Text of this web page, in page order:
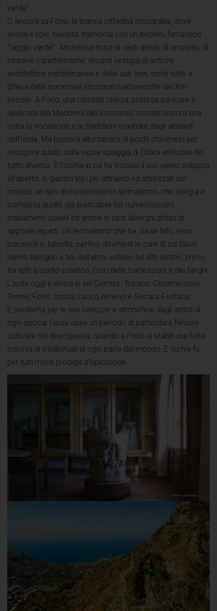
verde”.
O ancora su Forio, la bianca cittadina mozaraba, dove
anche il sole, talvolta, tramonta con un insolito, fantastico
“raggio verde”. Anch’essa ricca di vasti arenili, di un porto, di
stradine caratteristiche, recanti vestigia di antiche
architetture mediterranee e delle sue torri, sorte tutte a
difesa dalle numerose incursioni barbaresche del XVI
secolo. A Forio, una candida chiesa, protesa sul mare e
dedicata alla Madonna del Soccorso, ricorda ancora una
volta la vocazione e le tradizioni marinare degli abitanti
dell’Isola. Ma basterà allontanarsi di pochi chilometri per
riscoprire subito sulla vicina spiaggia di Citara un’Ischia del
tutto diversa. È l’Ischia in cui ha trovato il suo pieno sviluppo
all’aperto, in giardini tra i più attraenti ed attrezzati del
mondo, un tipo di modernissimo termalismo, che integra e
completa quello già praticabile nei numerosissimi
stabilimenti isolani ed anche in tanti alberghi dotati di
appositi reparti. Un termalismo che ha, da un lato, reso
piacevoli e, talvolta, perfino divertenti le cure di cui taluni
hanno bisogno e ha, dall’altro, esteso ad altri settori, primo
tra tutti a quello estetico, l’uso delle balneazioni e dei fanghi.
L’isola oggi è divisa in sei Comuni : Barano, Casamicciola
Terme, Forio, Ischia, Lacco Ameno e Serrara Fontana.
E prediletta per le sue bellezze e atmosfere dagli artisti di
ogni epoca, l’isola visse un periodo di particolare fervore
culturale nel dopoguerra, quando a Forio si stabilì una folta
colonia di intellettuali di ogni parte del mondo. E Ischia fu
per tutti musa prodiga d’ispirazione.